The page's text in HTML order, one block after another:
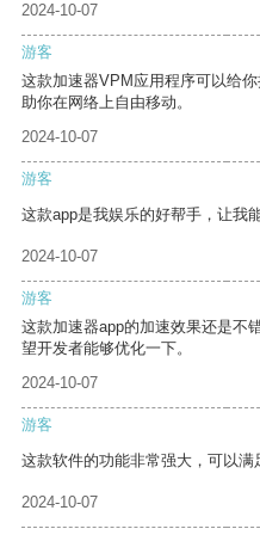
2024-10-07
游客
这款加速器VPM应用程序可以给
助你在网络上自由移动。
2024-10-07
游客
这款app是我娱乐的好帮手，让我
2024-10-07
游客
这款加速器app的加速效果还是不
望开发者能够优化一下。
2024-10-07
游客
这款软件的功能非常强大，可以满
2024-10-07